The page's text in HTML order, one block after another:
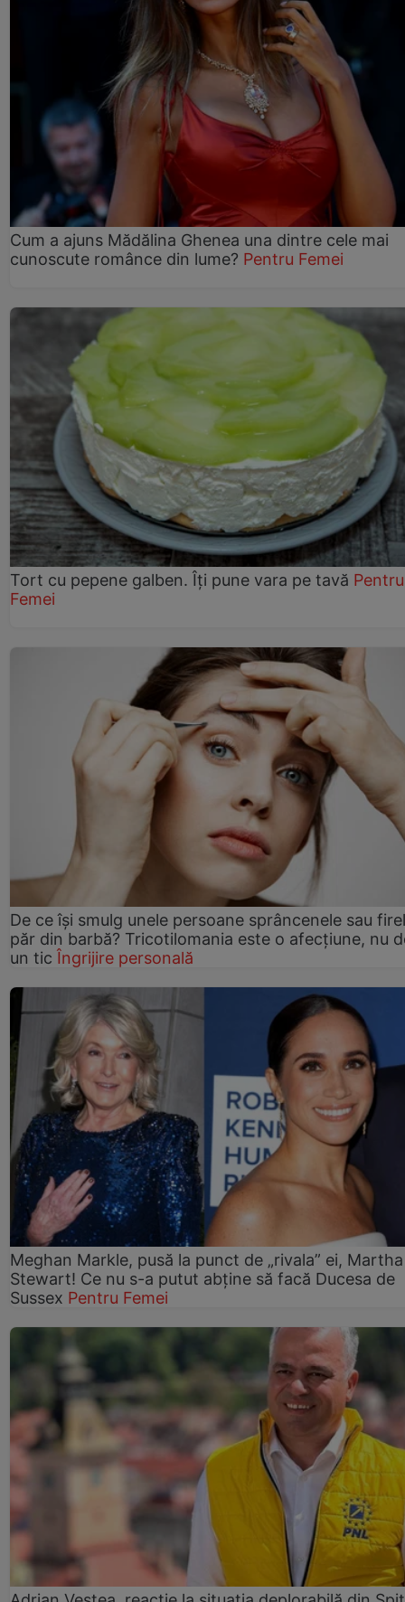
Cum a ajuns Mădălina Ghenea una dintre cele mai
cunoscute românce din lume? Pentru Femei
Tort cu pepene galben. Îți pune vara pe tavă Pentru
Femei
De ce își smulg unele persoane sprâncenele sau
păr din barbă? Tricotilomania este o afecțiune, nu
un tic Îngrijire personală
Meghan Markle, pusă la punct de „rivala” ei, Martha
Stewart! Ce nu s-a putut abține să facă Ducesa de
Sussex Pentru Femei